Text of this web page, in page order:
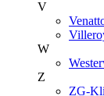
V
W
Z
ZG-